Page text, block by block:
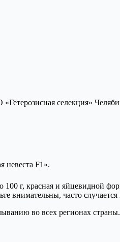
селекция»
невеста F1».
г, красная и яйцевидной
внимательны, часто случается
во всех регионах страны.